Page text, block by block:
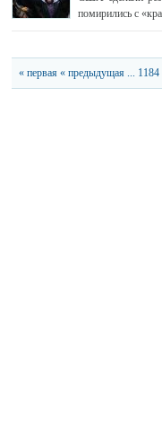
помирились с
« первая « предыдущая ... 1184